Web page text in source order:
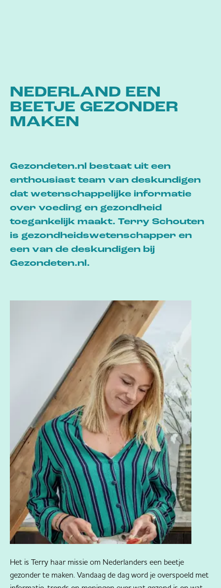
NEDERLAND EEN
BEETJE GEZONDER
MAKEN
Gezondeten.nl bestaat uit een
enthousiast team van deskundigen
dat wetenschappelijke informatie
over voeding en gezondheid
toegankelijk maakt. Terry Schouten
is gezondheidswetenschapper en
een van de deskundigen bij
Gezondeten.nl.
Het is Terry haar missie om Nederlanders een beetje
gezonder te maken. Vandaag de dag word je overspoeld met